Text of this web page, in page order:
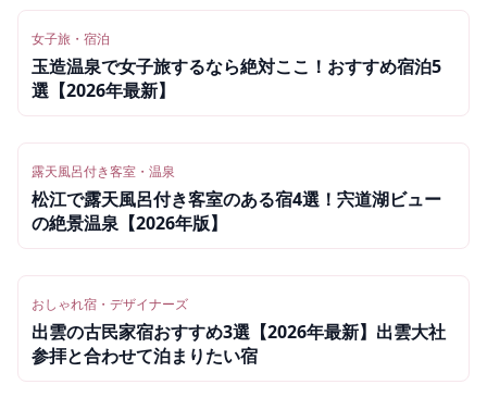
女子旅・宿泊
玉造温泉で女子旅するなら絶対ここ！おすすめ宿泊5
選【2026年最新】
露天風呂付き客室・温泉
松江で露天風呂付き客室のある宿4選！宍道湖ビュー
の絶景温泉【2026年版】
おしゃれ宿・デザイナーズ
出雲の古民家宿おすすめ3選【2026年最新】出雲大社
参拝と合わせて泊まりたい宿